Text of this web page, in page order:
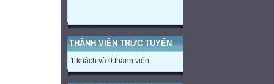
THÀNH VIÊN TRỰC TUYẾN
1 khách và 0 thành viên